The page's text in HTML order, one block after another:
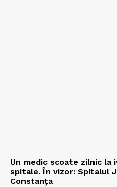
Un medic scoate zilnic la
spitale. În vizor: Spitalul
Constanța